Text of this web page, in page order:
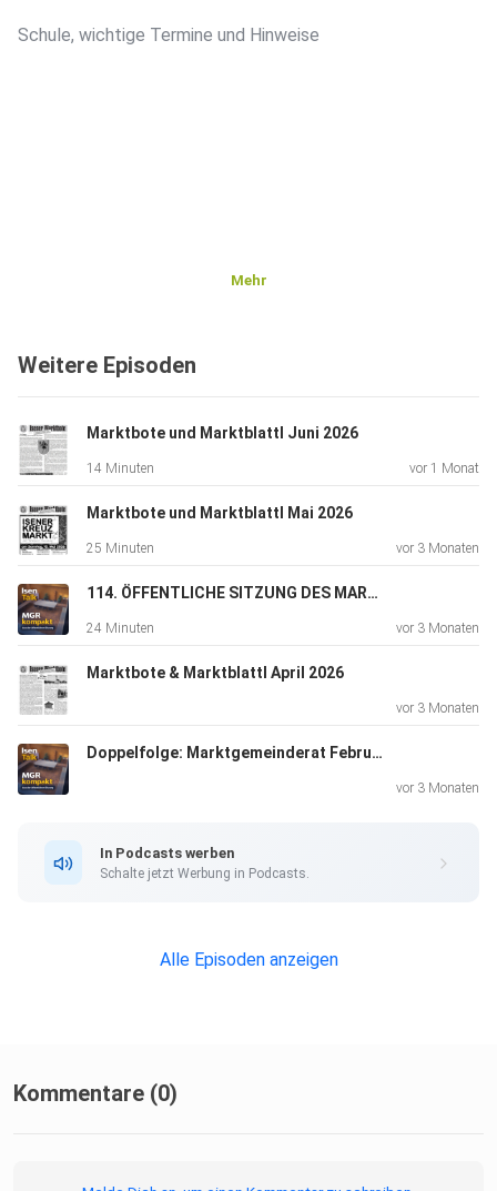
Schule, wichtige Termine und Hinweise
Mehr
Weitere Episoden
Marktbote und Marktblattl Juni 2026
14 Minuten vor 1 Monat
Marktbote und Marktblattl Mai 2026
25 Minuten vor 3 Monaten
114. ÖFFENTLICHE SITZUNG DES MARKTGEMEINDERATES
24 Minuten vor 3 Monaten
Marktbote & Marktblattl April 2026
vor 3 Monaten
Doppelfolge: Marktgemeinderat Februar 2026 - Sitzung 112 & 113
vor 3 Monaten
In Podcasts werben
Schalte jetzt Werbung in Podcasts.
Alle Episoden anzeigen
Kommentare (0)